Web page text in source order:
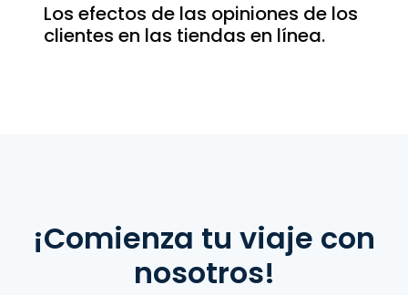
Los efectos de las opiniones de los
clientes en las tiendas en línea.
¡Comienza tu viaje con
nosotros!